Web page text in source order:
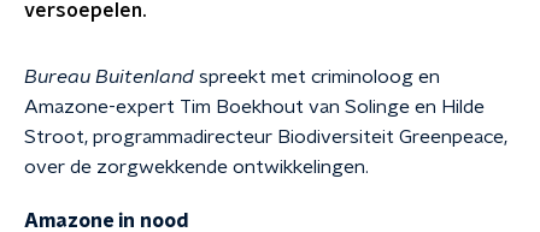
versoepelen.
Bureau Buitenland spreekt met criminoloog en
Amazone-expert Tim Boekhout van Solinge en Hilde
Stroot, programmadirecteur Biodiversiteit Greenpeace,
over de zorgwekkende ontwikkelingen.
Amazone in nood